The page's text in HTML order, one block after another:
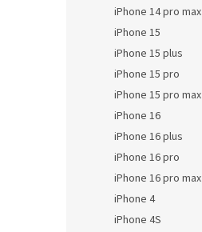
iPhone 14 pro max
iPhone 15
iPhone 15 plus
iPhone 15 pro
iPhone 15 pro max
iPhone 16
iPhone 16 plus
iPhone 16 pro
iPhone 16 pro max
iPhone 4
iPhone 4S